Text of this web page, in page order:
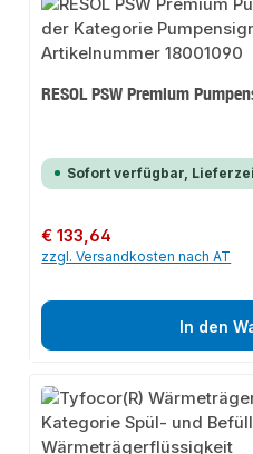
RESOL PSW Premium
Sofort verfügbar,
Regulärer Preis:
€ 133,64
zzgl. Versandkosten nach AT
In den